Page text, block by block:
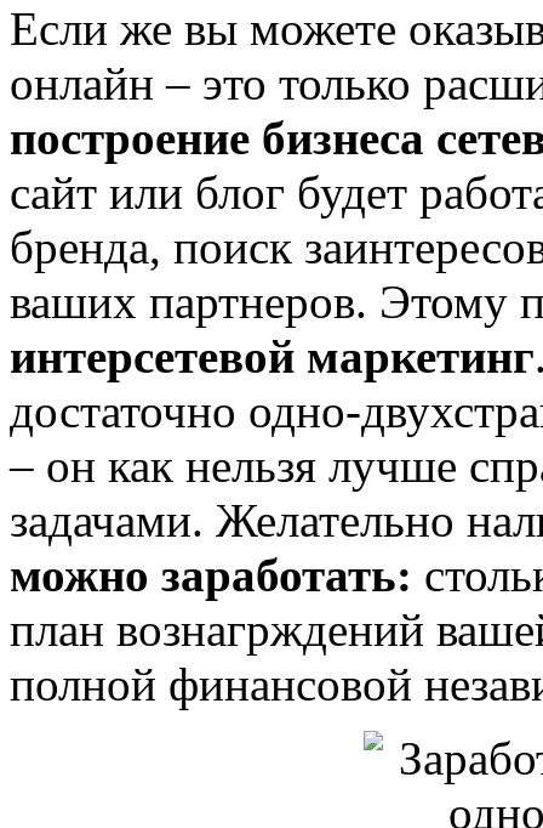
Если же вы можете
онлайн – это только
построение бизнеса
сайт или блог будет
бренда, поиск
ваших партнеров. Этому
интерсетевой маркетинг
достаточно одно-
– он как нельзя лучше
задачами. Желательно
можно заработать:
план вознагрждений
полной финансовой